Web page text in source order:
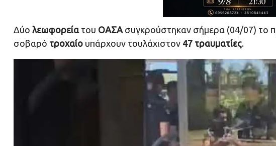
Δύο λεωφορείατου ΟΑΣΑσυγκρούστηκαν σήμερα (04/07) το
σοβαρό τροχαίο υπάρχουν τουλάχιστον 47 τραυματίες.